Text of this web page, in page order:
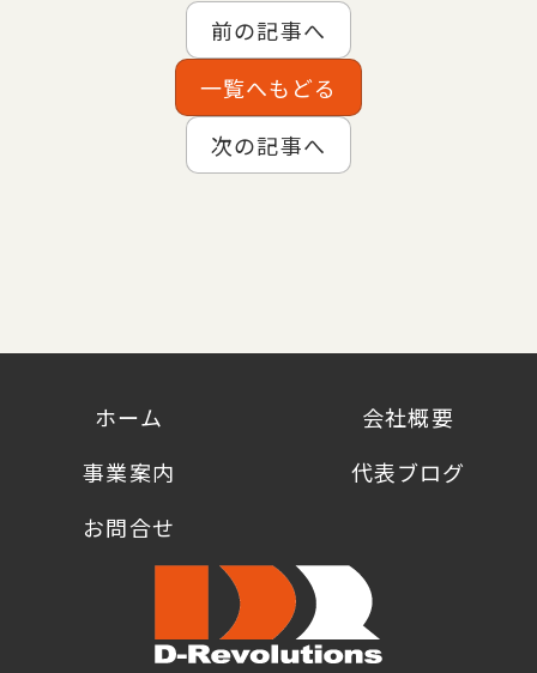
前の記事へ
一覧へもどる
次の記事へ
ホーム
会社概要
事業案内
代表ブログ
お問合せ